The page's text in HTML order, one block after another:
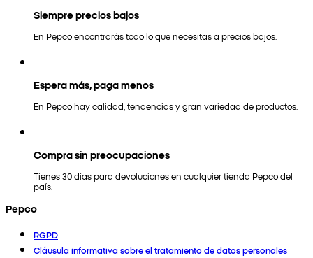
Siempre precios bajos
En Pepco encontrarás todo lo que necesitas a precios bajos.
Espera más, paga menos
En Pepco hay calidad, tendencias y gran variedad de productos.
Compra sin preocupaciones
Tienes 30 días para devoluciones en cualquier tienda Pepco del
país.
Pepco
RGPD
Cláusula informativa sobre el tratamiento de datos personales